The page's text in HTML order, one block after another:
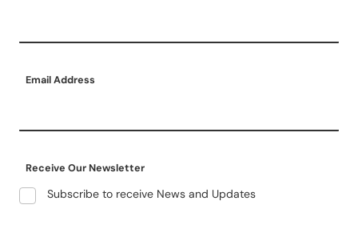
Email Address
Receive Our Newsletter
Subscribe to receive News and Updates